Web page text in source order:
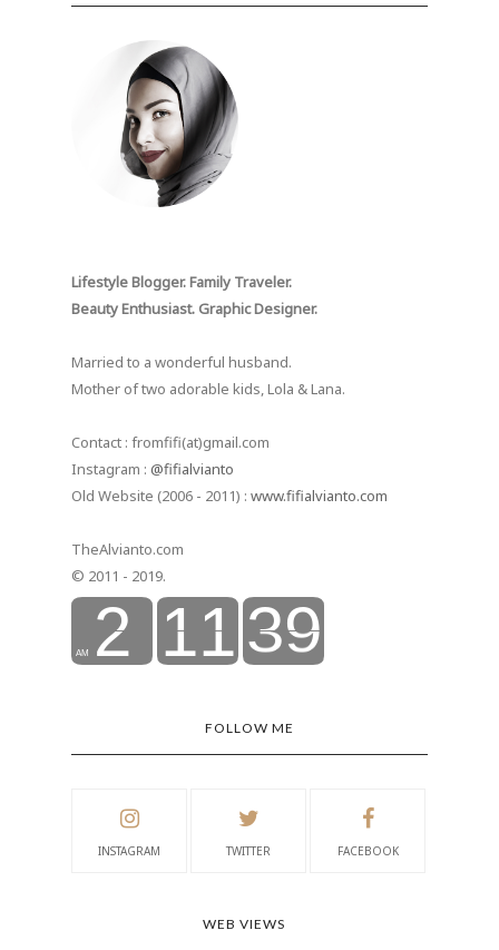
Lifestyle Blogger. Family Traveler.
Beauty Enthusiast. Graphic Designer.
Married to a wonderful husband.
Mother of two adorable kids, Lola & Lana.
Contact : fromfifi(at)gmail.com
Instagram : @fifialvianto
Old Website (2006 - 2011) : www.fifialvianto.com
TheAlvianto.com
© 2011 - 2019.
FOLLOW ME
INSTAGRAM TWITTER FACEBOOK
WEB VIEWS